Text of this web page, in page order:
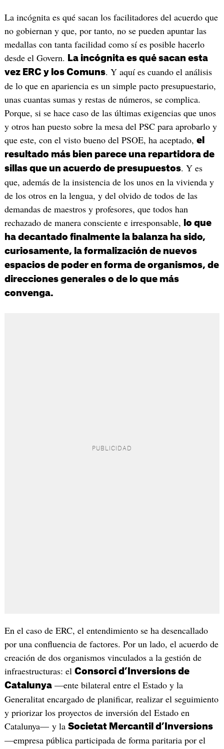
La incógnita es qué sacan los facilitadores del acuerdo que
no gobiernan y que, por tanto, no se pueden apuntar las
medallas con tanta facilidad como sí es posible hacerlo
desde el Govern.
La incógnita es qué sacan esta
vez ERC y los Comuns. Y aquí es cuando el análisis
de lo que en apariencia es un simple pacto presupuestario,
unas cuantas sumas y restas de números, se complica.
Porque, si se hace caso de las últimas exigencias que unos
y otros han puesto sobre la mesa del PSC para aprobarlo y
que este, con el visto bueno del PSOE, ha aceptado, el
resultado más bien parece una repartidora de
sillas que un acuerdo de presupuestos. Y es
que, además de la insistencia de los unos en la vivienda y
de los otros en la lengua, y del olvido de todos de las
demandas de maestros y profesores, que todos han
rechazado de manera consciente e irresponsable,
lo que
ha decantado finalmente la balanza ha sido,
curiosamente, la formalización de nuevos
espacios de poder en forma de organismos, de
direcciones generales o de lo que más
convenga.
En el caso de ERC, el entendimiento se ha desencallado
por una confluencia de factores. Por un lado, el acuerdo de
creación de dos organismos vinculados a la gestión de
infraestructuras: el Consorci d’Inversions de
Catalunya—ente bilateral entre el Estado y la
Generalitat encargado de planificar, realizar el seguimiento
y priorizar los proyectos de inversión del Estado en
Catalunya— y la Societat Mercantil d’Inversions
—empresa pública participada de forma paritaria por el